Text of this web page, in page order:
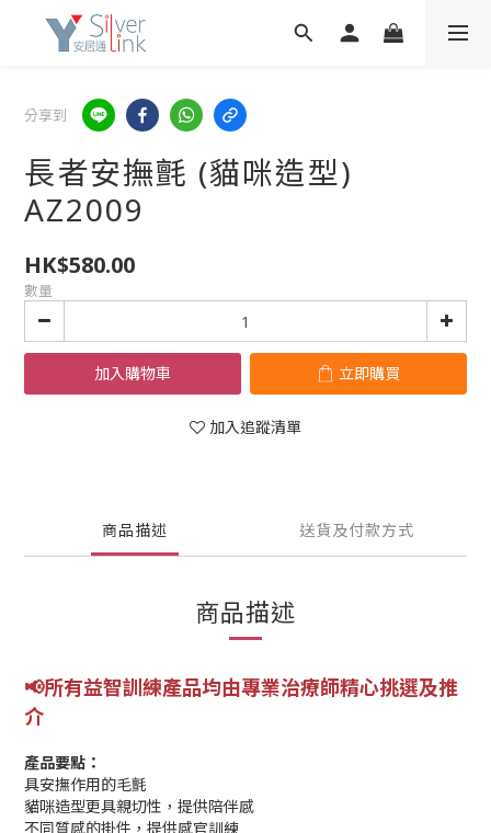
分享到
長者安撫氈 (貓咪造型)
AZ2009
HK$580.00
數量
加入購物車 立即購買
加入追蹤清單
商品描述 送貨及付款方式
商品描述
📢所有益智訓練產品均由專業治療師精心挑選及推
介
產品要點：
具安撫作用的毛氈
貓咪造型更具親切性，提供陪伴感
不同質感的掛件，提供感官訓練